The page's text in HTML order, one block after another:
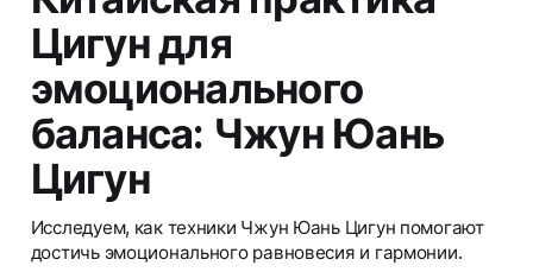
Цигун для
эмоционального
баланса: Чжун Юань
Цигун
Исследуем, как техники Чжун Юань Цигун помогают
достичь эмоционального равновесия и гармонии.